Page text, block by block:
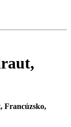
Francúzsko,